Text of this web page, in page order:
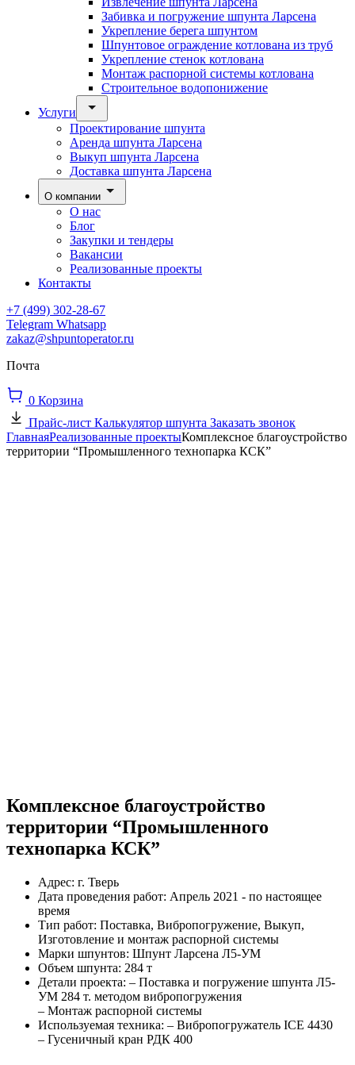
Забивка и погружение шпунта Ларсена
Укрепление берега шпунтом
Шпунтовое ограждение котлована из труб
Укрепление стенок котлована
Монтаж распорной системы котлована
Строительное водопонижение
Услуги
Проектирование шпунта
Аренда шпунта Ларсена
Выкуп шпунта Ларсена
Доставка шпунта Ларсена
О компании
О нас
Блог
Закупки и тендеры
Вакансии
Реализованные проекты
Контакты
+7 (499) 302-28-67
Telegram Whatsapp
zakaz@shpuntoperator.ru
Почта
0 Корзина
Прайс-лист Калькулятор шпунта Заказать звонок
ГлавнаяРеализованные проектыКомплексное благоустройство
территории “Промышленного технопарка КСК”
Комплексное благоустройство
территории “Промышленного
технопарка КСК”
Адрес: г. Тверь
Дата проведения работ: Апрель 2021 - по настоящее
время
Тип работ: Поставка, Вибропогружение, Выкуп,
Изготовление и монтаж распорной системы
Марки шпунтов: Шпунт Ларсена Л5-УМ
Объем шпунта: 284 т
Детали проекта: – Поставка и погружение шпунта Л5-
УМ 284 т. методом вибропогружения
– Монтаж распорной системы
Используемая техника: – Вибропогружатель ICE 4430
– Гусеничный кран РДК 400